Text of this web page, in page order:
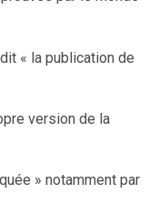
« la publication de
version de la
» notamment par